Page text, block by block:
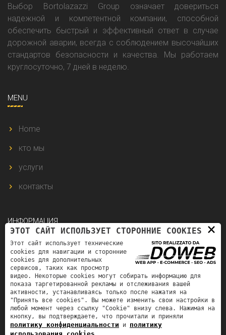
Выбор Bortolazazzi Group означает довериться
надежной и компетентной компании, способной
обеспечить быстрый и эффективный ответ в случае
дорожной аварии, всегда с соблюдением высочайших
стандартов безопасности и качества. Мы работаем
круглосуточно, 7 дней в неделю.
MENU
Home
кто мы
услуги
контакты
ИНФОРМАЦИЯ
Via della Spianà, 8 - 37138 Verona VR
bortolazzigroupvr@gmail.com
+39 3493737713
H/24
×
ЭТОТ САЙТ ИСПОЛЬЗУЕТ СТОРОННИЕ COOKIES
Этот сайт использует технические
cookies для навигации и сторонние
cookies для дополнительных
сервисов, таких как просмотр
видео. Некоторые cookies могут собирать информацию для
показа таргетированной рекламы и отслеживания вашей
активности, устанавливаясь только после нажатия на
"Принять все cookies". Вы можете изменить свои настройки в
любой момент через ссылку "Cookie" внизу слева. Нажимая на
кнопку, вы подтверждаете, что прочитали и приняли
политику конфиденциальности и политику